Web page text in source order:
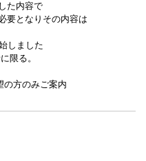
た内容で
要となりその内容は
しました
限る。
方のみご案内